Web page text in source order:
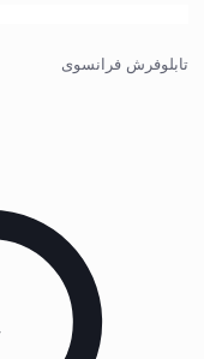
تابلوفرش فرانسوی